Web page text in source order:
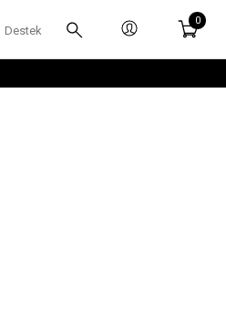
Destek
0